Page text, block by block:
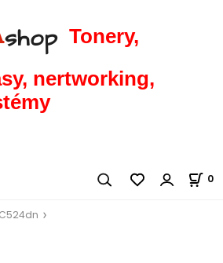
Tonery,
nertworking,
0
C524dn